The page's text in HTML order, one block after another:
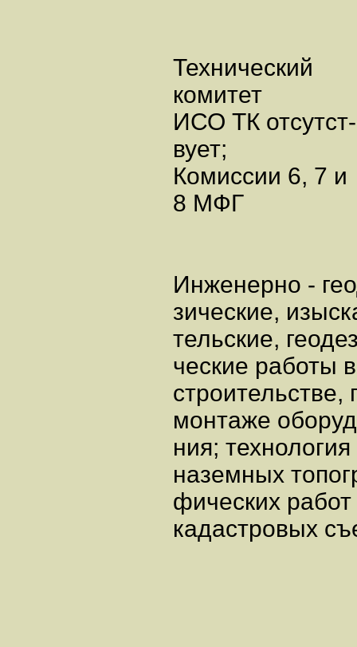
Технический
комитет
ИСО ТК отсутст-
вует;
Комиссии 6, 7 и
8 МФГ
Инженерно -
зические,
тельские,
ческие работы
строительстве,
монтаже
ния;
наземных
фических
кадастровых